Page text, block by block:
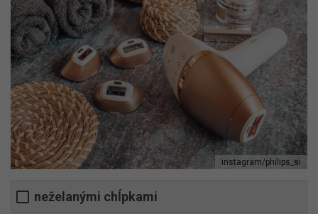
instagram/philips_si
neželanými chĺpkami